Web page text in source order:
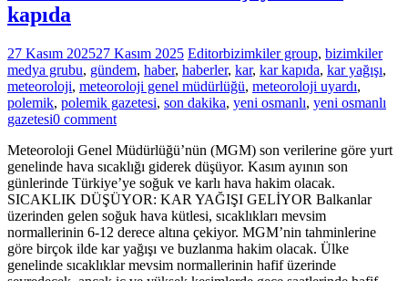
kapıda
27 Kasım 202527 Kasım 2025 Editorbizimkiler group, bizimkiler
medya grubu, gündem, haber, haberler, kar, kar kapıda, kar yağışı,
meteoroloji, meteoroloji genel müdürlüğü, meteoroloji uyardı,
polemik, polemik gazetesi, son dakika, yeni osmanlı, yeni osmanlı
gazetesi0 comment
Meteoroloji Genel Müdürlüğü’nün (MGM) son verilerine göre yurt
genelinde hava sıcaklığı giderek düşüyor. Kasım ayının son
günlerinde Türkiye’ye soğuk ve karlı hava hakim olacak.
SICAKLIK DÜŞÜYOR: KAR YAĞIŞI GELİYOR Balkanlar
üzerinden gelen soğuk hava kütlesi, sıcaklıkları mevsim
normallerinin 6-12 derece altına çekiyor. MGM’nin tahminlerine
göre birçok ilde kar yağışı ve buzlanma hakim olacak. Ülke
genelinde sıcaklıklar mevsim normallerinin hafif üzerinde